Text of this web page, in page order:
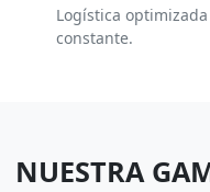
Logística
constante.
NUESTRA